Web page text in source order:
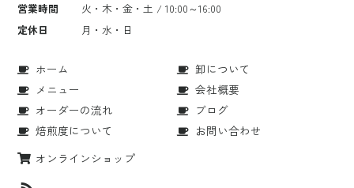
営業時間
火・木・金・土 / 10:00～16:00
定休日
月・水・日
ホーム
メニュー
オーダーの流れ
焙煎度について
卸について
会社概要
ブログ
お問い合わせ
オンラインショップ